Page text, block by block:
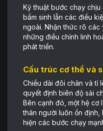
Kỹ thuật bước chạy
bẩm sinh lẫn các điều
ngoài. Nhận thức rõ
những điều chỉnh linh
phát triển.
Cấu trúc cơ thể và
Chiều dài đôi chân và tỉ
quyết định biên độ sải
Bên cạnh đó, một hệ
thân người luôn ổn
hiện các bước chạy